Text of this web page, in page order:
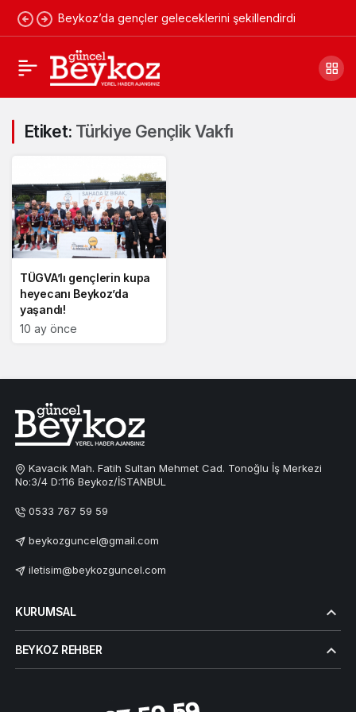
Beykoz’da gençler geleceklerini şekillendirdi
Etiket: Türkiye Gençlik Vakfı
TÜGVA’lı gençlerin kupa
heyecanı Beykoz’da
yaşandı!
10 ay önce
Kavacık Mah. Fatih Sultan Mehmet Cad. Tonoğlu İş Merkezi
No:3/4 D:116 Beykoz/İSTANBUL
0533 767 59 59
beykozguncel@gmail.com
iletisim@beykozguncel.com
KURUMSAL
BEYKOZ REHBER